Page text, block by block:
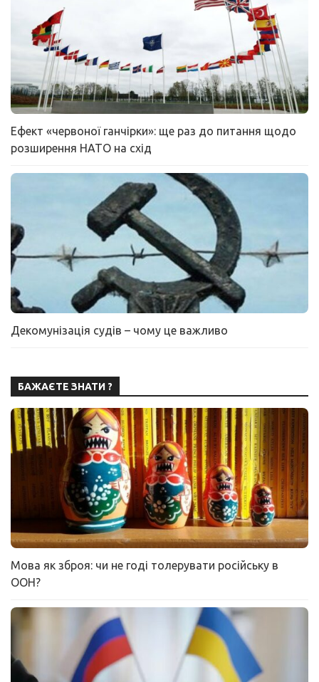
Ефект «червоної ганчірки»: ще раз до питання щодо
розширення НАТО на схід
Декомунізація судів – чому це важливо
БАЖАЄТЕ ЗНАТИ ?
Мова як зброя: чи не годі толерувати російську в
ООН?